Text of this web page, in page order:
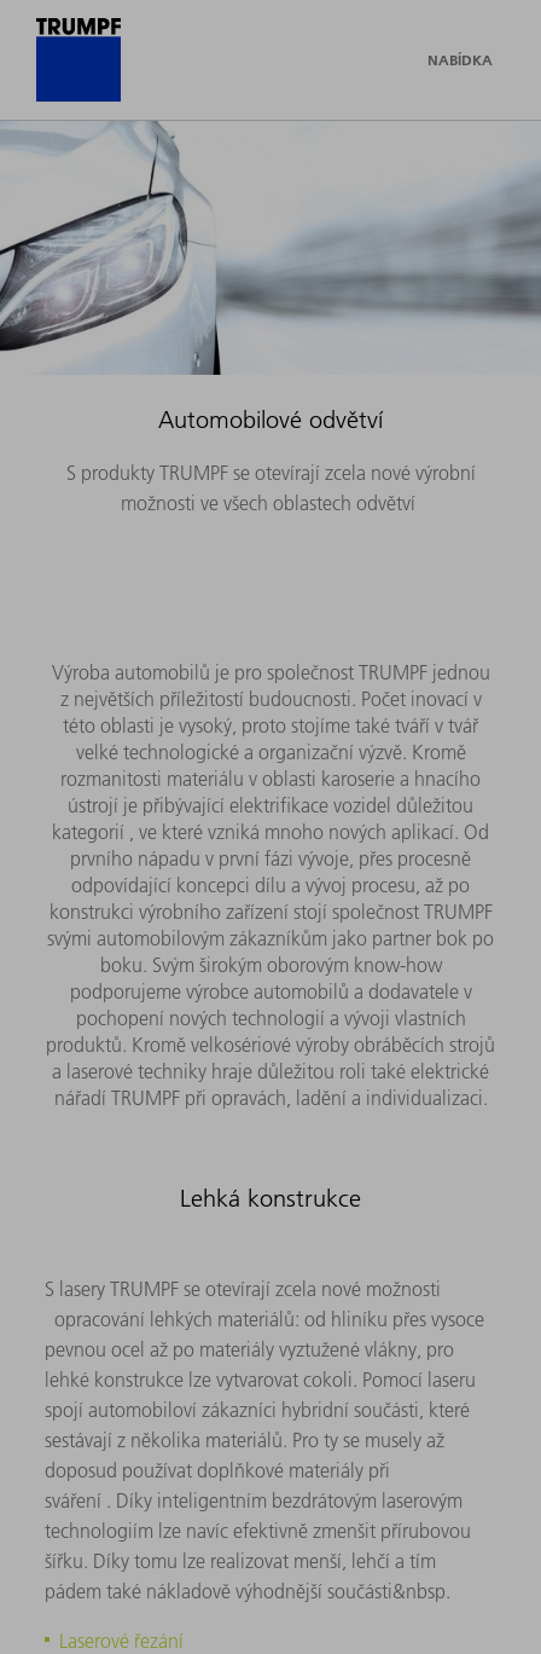
NABÍDKA
Automobilové odvětví
S produkty TRUMPF se otevírají zcela nové výrobní
možnosti ve všech oblastech odvětví
Výroba automobilů je pro společnost TRUMPF jednou
z největších příležitostí budoucnosti. Počet inovací v
této oblasti je vysoký, proto stojíme také tváří v tvář
velké technologické a organizační výzvě. Kromě
rozmanitosti materiálu v oblasti karoserie a hnacího
ústrojí je přibývající elektrifikace vozidel důležitou
kategorií , ve které vzniká mnoho nových aplikací. Od
prvního nápadu v první fázi vývoje, přes procesně
odpovídající koncepci dílu a vývoj procesu, až po
konstrukci výrobního zařízení stojí společnost TRUMPF
svými automobilovým zákazníkům jako partner bok po
boku. Svým širokým oborovým know-how
podporujeme výrobce automobilů a dodavatele v
pochopení nových technologií a vývoji vlastních
produktů. Kromě velkosériové výroby obráběcích strojů
a laserové techniky hraje důležitou roli také elektrické
nářadí TRUMPF při opravách, ladění a individualizaci.
Lehká konstrukce
S lasery TRUMPF se otevírají zcela nové možnosti
opracování lehkých materiálů: od hliníku přes vysoce
pevnou ocel až po materiály vyztužené vlákny, pro
lehké konstrukce lze vytvarovat cokoli. Pomocí laseru
spojí automobiloví zákazníci hybridní součásti, které
sestávají z několika materiálů. Pro ty se musely až
doposud používat doplňkové materiály při
sváření . Díky inteligentním bezdrátovým laserovým
technologiím lze navíc efektivně zmenšit přírubovou
šířku. Díky tomu lze realizovat menší, lehčí a tím
pádem také nákladově výhodnější součásti&nbsp.
Laserové řezání